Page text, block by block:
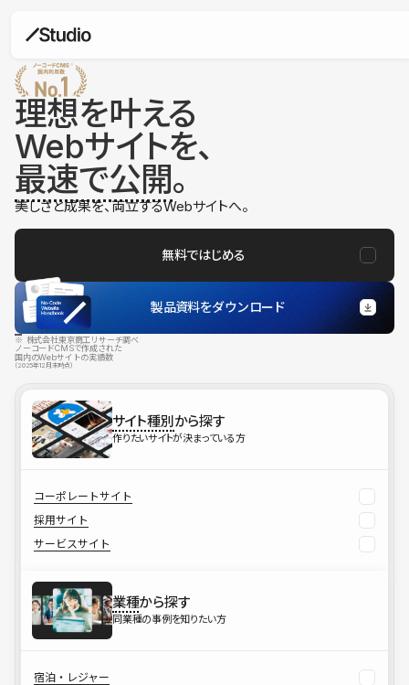
理想を叶える
Webサイトを、
最速で公開。
美しさと成果を、両立するWebサイトへ。
無料ではじめる
製品資料をダウンロード
※ 株式会社東京商工リサーチ調べ
ノーコードCMSで作成された
国内のWebサイトの実績数
（2025年12月末時点）
サイト種別から探す
作りたいサイトが決まっている方
コーポレートサイト
採用サイト
サービスサイト
業種から探す
同業種の事例を知りたい方
宿泊・レジャー